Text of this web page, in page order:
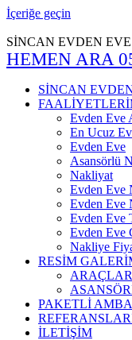
İçeriğe geçin
SİNCAN EVDEN
HEMEN ARA
SİNCAN
Evden Eve
En Ucuz
Evden Eve
Asansörlü
Nakliyat
Evden Eve
Evden Eve
Evden Eve
Evden Eve
Nakliye
RESİM
PAKETLİ
İLETİŞİM